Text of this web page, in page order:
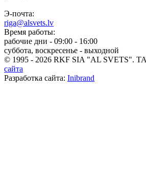
Э-почта:
riga@alsvets.lv
Время работы:
рабочие дни - 09:00 - 16:00
суббота, воскресенье - выходной
© 1995 - 2026 RKF SIA "AL SVETS".
сайта
Разработка сайта: Inibrand